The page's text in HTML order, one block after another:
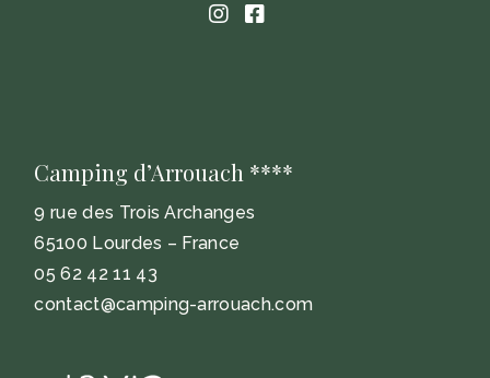
Camping d’Arrouach ****
9 rue des Trois Archanges
65100 Lourdes – France
05 62 42 11 43
contact@camping-arrouach.com